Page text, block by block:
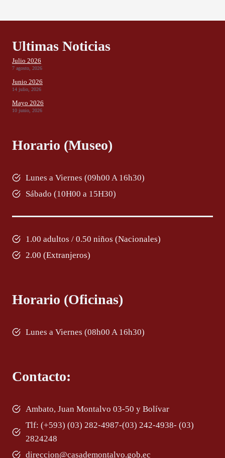
Ultimas Noticias
Julio 2026
7 agosto, 2026
Junio 2026
14 julio, 2026
Mayo 2026
10 junio, 2026
Horario (Museo)
Lunes a Viernes (09h00 A 16h30)
Sábado (10H00 a 15H30)
1.00 adultos / 0.50 niños (Nacionales)
2.00 (Extranjeros)
Horario (Oficinas)
Lunes a Viernes (08h00 A 16h30)
Contacto:
Ambato, Juan Montalvo 03-50 y Bolívar
Tlf: (+593) (03) 282-4987-(03) 242-4938- (03)
2824248
direccion@casademontalvo.gob.ec